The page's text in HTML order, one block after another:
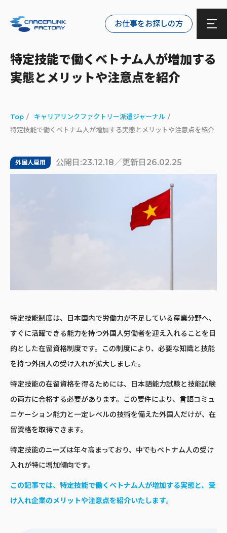
お仕事をお探しの方
特定技能で働くベトナム人が増加する
実態とメリットや注意点を紹介
Top
キャリアリンクファクトリー派遣ジャーナル
特定技能で働くベトナム人が増加する実態とメリットや注意点を紹介
外国人雇用 公開日:23.12.18／更新日26.02.25
特定技能制度は、日本国内で労働力が不足している産業分野へ、
すぐに活躍できる能力を持つ外国人労働者を迎え入れることを目
的とした在留資格制度です。この制度により、必要な知識と技能
を持つ外国人の受け入れが拡大しました。
特定技能の在留資格を得るためには、日本語能力試験と技能試験
の両方に合格する必要があります。この要件により、言語コミュ
ニケーション能力と一定レベルの技術を備えた外国人だけが、在
留資格を取得できます。
特定技能のニーズは年々高まっており、中でもベトナム人の受け
入れが特に増加傾向です。
この記事では、特定技能で働くベトナム人が増加する実態と、受
け入れ企業のメリットや注意点を紹介いたします。